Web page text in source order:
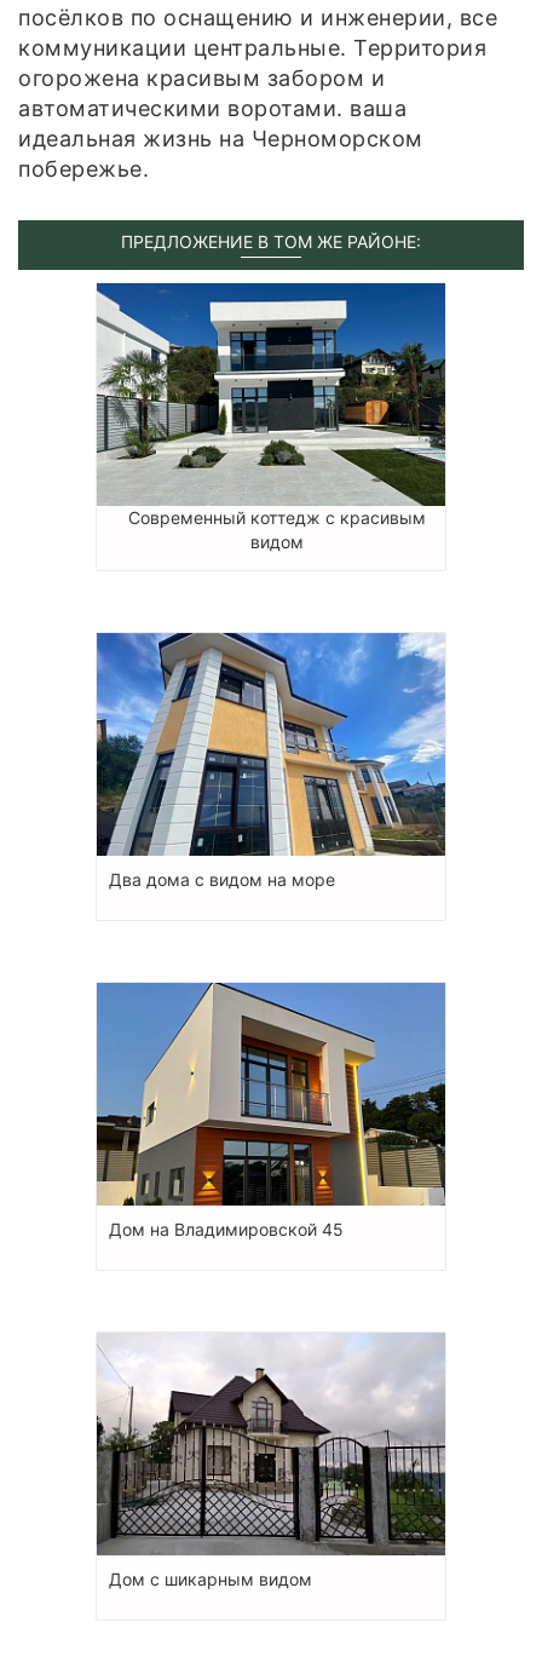
посёлков по оснащению и инженерии, все
коммуникации центральные. Территория
огорожена красивым забором и
автоматическими воротами. ваша
идеальная жизнь на Черноморском
побережье.
ПРЕДЛОЖЕНИЕ В ТОМ ЖЕ РАЙОНЕ:
Современный коттедж с красивым
видом
Два дома с видом на море
Дом на Владимировской 45
Дом с шикарным видом